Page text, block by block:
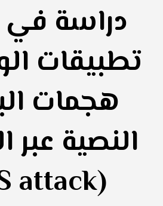
دراسة في
تطبيقات
هجمات
النصية عبر
(XSS attack)